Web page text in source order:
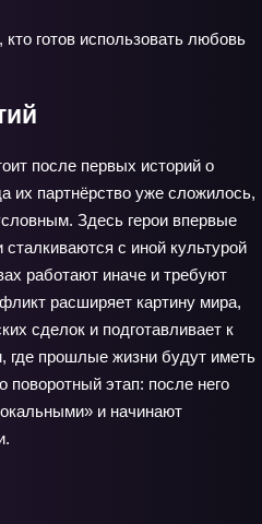
готов использовать любовь
после первых историй о
их партнёрство уже сложилось,
Здесь герои впервые
с иной культурой
работают иначе и требуют
расширяет картину мира,
сделок и подготавливает к
где прошлые жизни будут иметь
этап: после него
и начинают